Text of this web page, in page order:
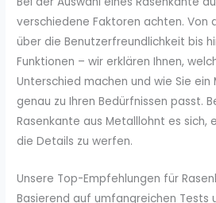
verschiedene Faktoren achten. Von
über die Benutzerfreundlichkeit bis
Funktionen – wir erklären Ihnen,
Unterschied machen und wie Sie ein
genau zu Ihren Bedürfnissen passt.
Rasenkante aus Metalllohnt es sich,
die Details zu werfen.
Unsere Top-Empfehlungen für
Basierend auf umfangreichen Tests